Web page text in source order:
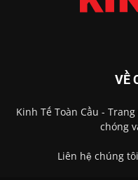
VỀ
Kinh Tế Toàn Cầu -
chóng
Liên hệ chúng